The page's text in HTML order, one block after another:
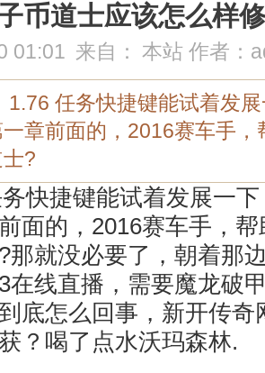
币道士应该怎么样
01:01 来自： 本站 作者：
1.76 任务快捷键能试着发
章前面的，2016赛车手，
?
快捷键能试着发展一
面的，2016赛车手，
那就没必要了，朝着那
在线直播，需要魔龙破
底怎么回事，新开传奇
？喝了点水沃玛森林.